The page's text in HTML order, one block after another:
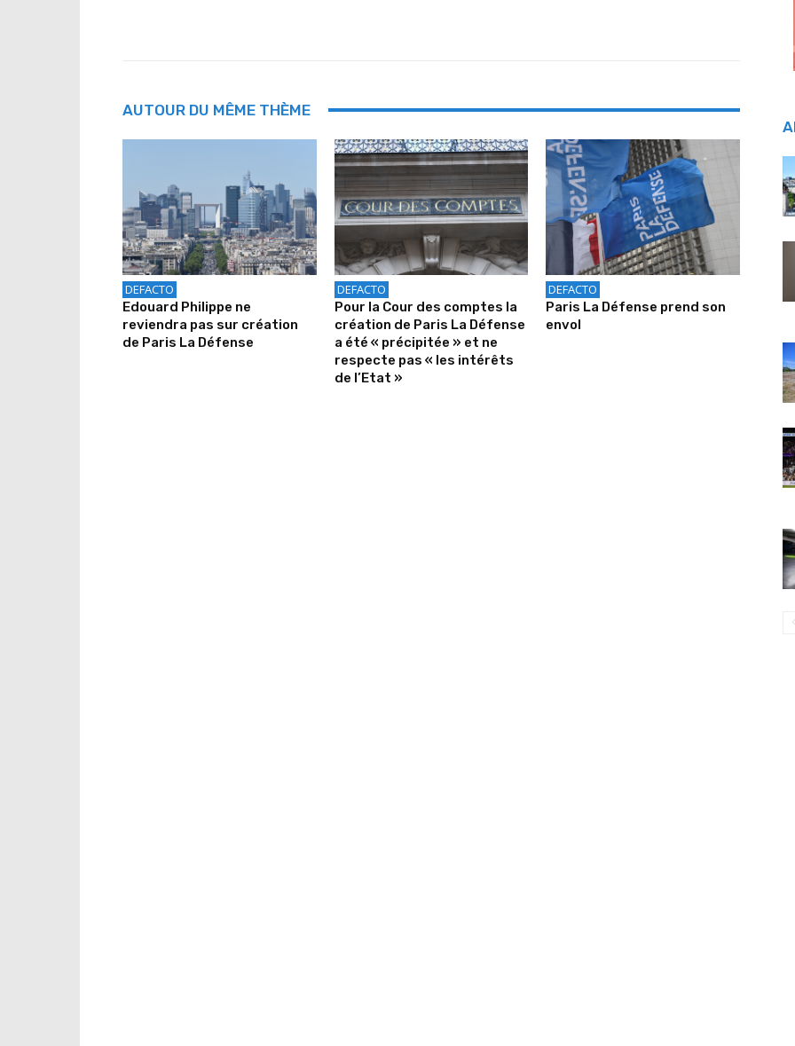
AUTOUR DU MÊME THÈME
DEFACTO
Edouard Philippe ne
reviendra pas sur création
de Paris La Défense
DEFACTO
Pour la Cour des comptes la
création de Paris La Défense
a été « précipitée » et ne
respecte pas « les intérêts
de l’Etat »
DEFACTO
Paris La Défense prend son
envol